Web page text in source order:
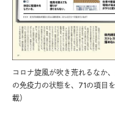
コロナ旋風が吹き荒れるなか
の免疫力の状態を、71の項目
載）